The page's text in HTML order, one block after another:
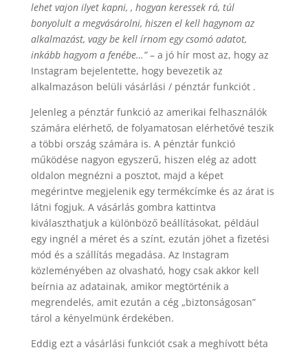
lehet vajon ilyet kapni, , hogyan keressek rá, túl
bonyolult a megvásárolni, hiszen el kell hagynom az
alkalmazást, vagy be kell írnom egy csomó adatot,
inkább hagyom a fenébe…”– a jó hír most az, hogy az
Instagram bejelentette, hogy bevezetik az
alkalmazáson belüli vásárlási / pénztár funkciót .
Jelenleg a pénztár funkció az amerikai felhasználók
számára elérhető, de folyamatosan elérhetővé teszik
a többi ország számára is. A pénztár funkció
működése nagyon egyszerű, hiszen elég az adott
oldalon megnézni a posztot, majd a képet
megérintve megjelenik egy termékcímke és az árat is
látni fogjuk. A vásárlás gombra kattintva
kiválaszthatjuk a különböző beállításokat, például
egy ingnél a méret és a színt, ezután jöhet a fizetési
mód és a szállítás megadása. Az Instagram
közleményében az olvasható, hogy csak akkor kell
beírnia az adatainak, amikor megtörténik a
megrendelés, amit ezután a cég „biztonságosan”
tárol a kényelmünk érdekében.
Eddig ezt a vásárlási funkciót csak a meghívott béta